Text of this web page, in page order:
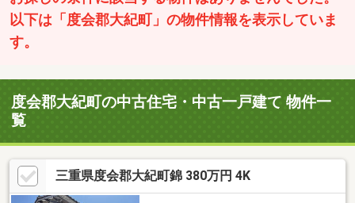
以下は「度会郡大紀町」の物件情報を表示していま
す。
度会郡大紀町の中古住宅・中古一戸建て 物件一
覧
三重県度会郡大紀町錦 380万円 4K